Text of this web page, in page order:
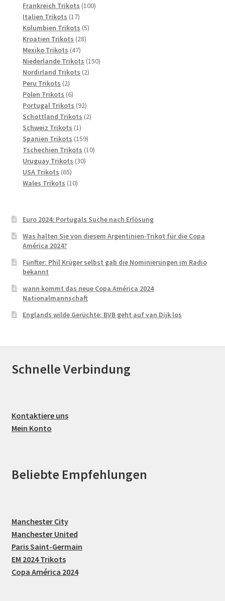
Produkte
Frankreich Trikots 100100
Italien Trikots 1717
Produkte
Kolumbien Trikots 55
Kroatien Trikots 2828
Mexiko Trikots 4747
Produkte
Niederlande Trikots 150150
Nordirland Trikots 22
Peru Trikots 22
Produkte
Polen Trikots 66
Produkte
Portugal Trikots 9292
Produkte
Schottland Trikots 22
Schweiz Trikots 11
Produkt
Spanien Trikots 159159
Produkte
Tschechien Trikots 1010
Uruguay Trikots 3030
USA Trikots 6565
Produkte
Wales Trikots 1010
Euro 2024: Portugals Suche nach Erlösung
Was halten Sie von diesem Argentinien-Trikot für die Copa
América 2024?
Fünfter: Phil Krüger selbst gab die Nominierungen im Radio
bekannt
wann kommt das neue Copa América 2024
Nationalmannschaft
Englands wilde Gerüchte: BVB geht auf van Dijk los
Schnelle Verbindung
Kontaktiere uns
Mein Konto
Beliebte Empfehlungen
Manchester City
Manchester United
Paris Saint-Germain
EM 2024 Trikots
Copa América 2024